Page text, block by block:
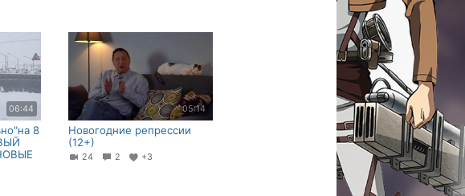
06:44
8
05:14
Новогодние репрессии
(12+)
24 2 +3